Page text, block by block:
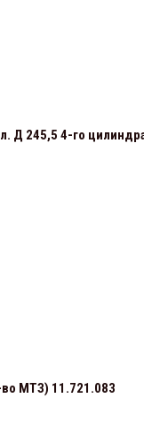
Д 245,5 4-го
МТЗ) 11.721.083